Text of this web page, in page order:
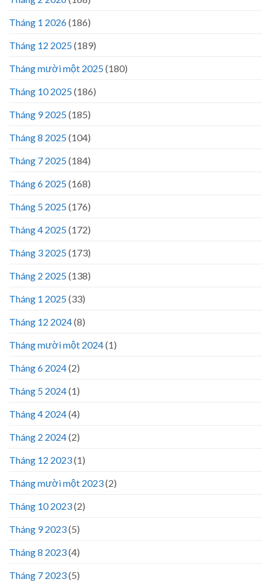
Tháng 1 2026(186)
Tháng 12 2025(189)
Tháng mười một 2025(180)
Tháng 10 2025(186)
Tháng 9 2025(185)
Tháng 8 2025(104)
Tháng 7 2025(184)
Tháng 6 2025(168)
Tháng 5 2025(176)
Tháng 4 2025(172)
Tháng 3 2025(173)
Tháng 2 2025(138)
Tháng 1 2025(33)
Tháng 12 2024(8)
Tháng mười một 2024(1)
Tháng 6 2024(2)
Tháng 5 2024(1)
Tháng 4 2024(4)
Tháng 2 2024(2)
Tháng 12 2023(1)
Tháng mười một 2023(2)
Tháng 10 2023(2)
Tháng 9 2023(5)
Tháng 8 2023(4)
Tháng 7 2023(5)